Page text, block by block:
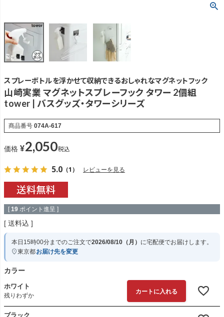
スプレーボトルを浮かせて収納できるおしゃれなマグネットフック
山崎実業 マグネットスプレーフック タワー 2個組
tower | バスグッズ・タワーシリーズ
商品番号 074A-617
価格 ¥2,050税込
5.0 （1） レビューを見る
[ 19 ポイント進呈 ]
送料込
本日 15時00分までのご注文で2026/08/10（月） に宅配便でお届けします。
東京都お届け先を変更
カラー
ホワイト
残りわずか
カートに入れる
ブラック